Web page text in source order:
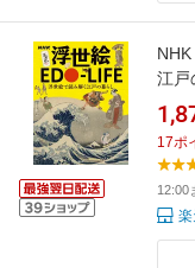
江戸
17ポ
12:00
楽